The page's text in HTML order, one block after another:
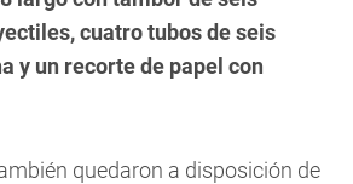
cuatro tubos de seis
y un recorte de papel con
quedaron a disposición de